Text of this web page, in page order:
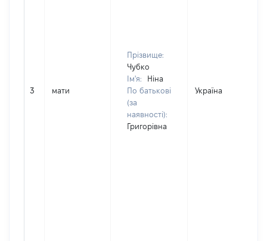
3 мати
Прізвище:
Чубко
Ім'я:
Ніна
По батькові
(за
наявності):
Григорівна
Україна